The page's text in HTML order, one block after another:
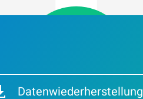
Datenwiederherstellung